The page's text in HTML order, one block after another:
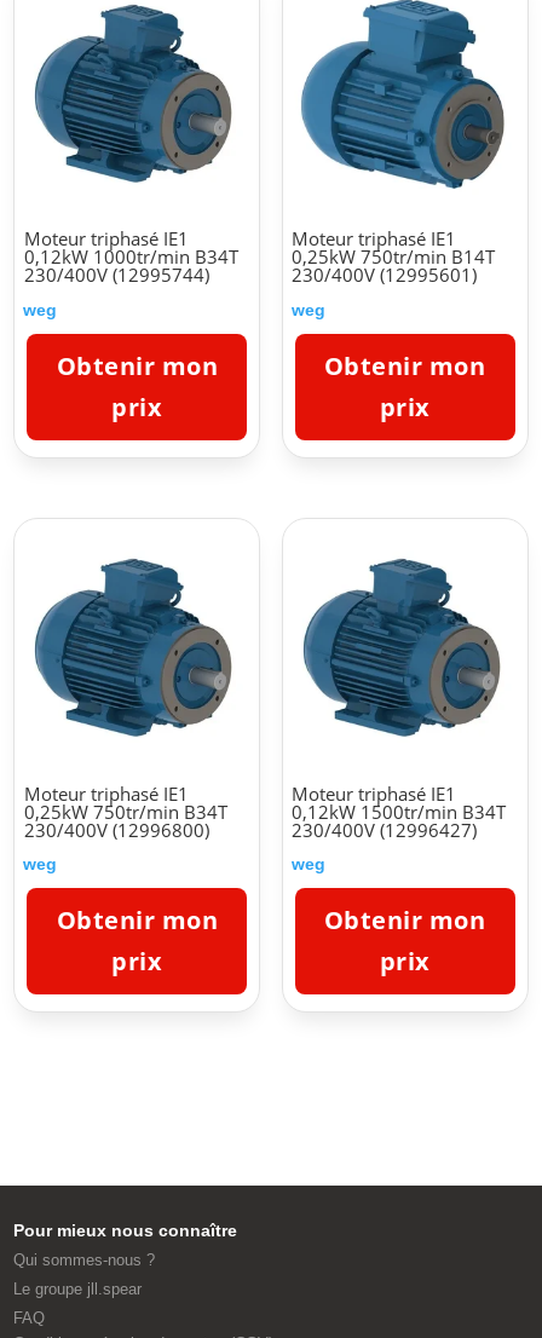
Moteur triphasé IE1
0,12kW 1000tr/min B34T
230/400V (12995744)
weg
Obtenir mon
prix
Moteur triphasé IE1
0,25kW 750tr/min B14T
230/400V (12995601)
weg
Obtenir mon
prix
Moteur triphasé IE1
0,25kW 750tr/min B34T
230/400V (12996800)
weg
Obtenir mon
prix
Moteur triphasé IE1
0,12kW 1500tr/min B34T
230/400V (12996427)
weg
Obtenir mon
prix
Pour mieux nous connaître
Qui sommes-nous ?
Le groupe jll.spear
FAQ